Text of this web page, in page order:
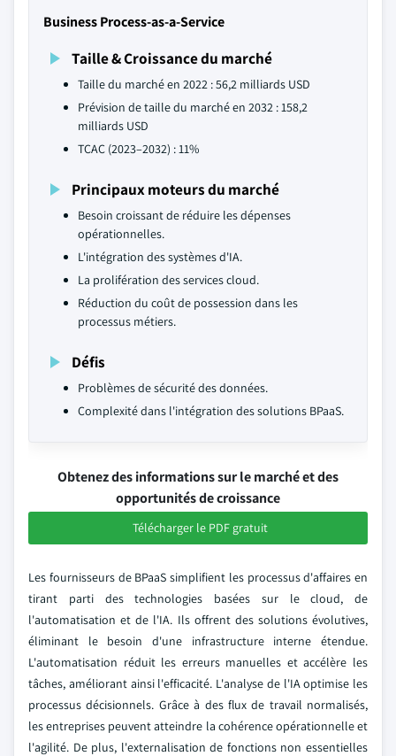
Business Process-as-a-Service
Taille & Croissance du marché
Taille du marché en 2022 : 56,2 milliards USD
Prévision de taille du marché en 2032 : 158,2
milliards USD
TCAC (2023–2032) : 11%
Principaux moteurs du marché
Besoin croissant de réduire les dépenses
opérationnelles.
L'intégration des systèmes d'IA.
La prolifération des services cloud.
Réduction du coût de possession dans les
processus métiers.
Défis
Problèmes de sécurité des données.
Complexité dans l'intégration des solutions BPaaS.
Obtenez des informations sur le marché et des
opportunités de croissance
Télécharger le PDF gratuit
Les fournisseurs de BPaaS simplifient les processus d'affaires en
tirant parti des technologies basées sur le cloud, de
l'automatisation et de l'IA. Ils offrent des solutions évolutives,
éliminant le besoin d'une infrastructure interne étendue.
L'automatisation réduit les erreurs manuelles et accélère les
tâches, améliorant ainsi l'efficacité. L'analyse de l'IA optimise les
processus décisionnels. Grâce à des flux de travail normalisés,
les entreprises peuvent atteindre la cohérence opérationnelle et
l'agilité. De plus, l'externalisation de fonctions non essentielles